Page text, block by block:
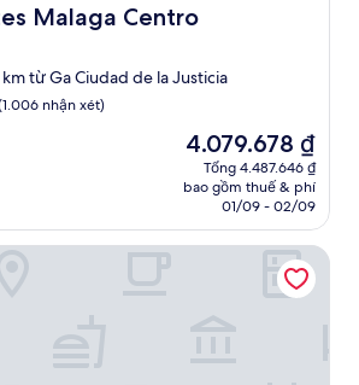
Malaga Centro
Centro
từ Ga Ciudad de la Justicia
nhận xét)
Giá
hiện
tại
4.079.678 ₫
4.079.678 ₫
Tổng 4.487.646 ₫
bao gồm thuế & phí
01/09 - 02/09